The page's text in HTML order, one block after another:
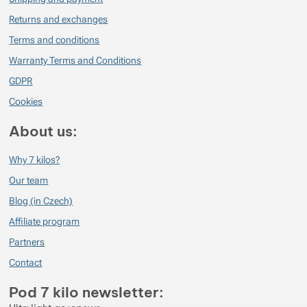
Returns and exchanges
Terms and conditions
Warranty Terms and Conditions
GDPR
Cookies
About us:
Why 7 kilos?
Our team
Blog (in Czech)
Affiliate program
Partners
Contact
Pod 7 kilo newsletter: